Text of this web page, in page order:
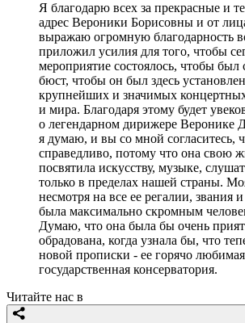
Я благодарю всех за прекрасные и
адрес Вероники Борисовны и от
выражаю огромную благодарность
приложил усилия для того, чтобы
мероприятие состоялось, чтобы был
бюст, чтобы он был здесь
крупнейших и значимых
и мира. Благодаря этому будет
о легендарном дирижере Веронике
я думаю, и вы со мной согласитесь,
справедливо, потому что она свою
посвятила искусству, музыке,
только в пределах нашей страны.
несмотря на все ее регалии, звания
была максимально скромным
Думаю, что она была бы очень
обрадована, когда узнала бы, что
новой прописки - ее горячо
государственная консерватория.
Читайте нас в